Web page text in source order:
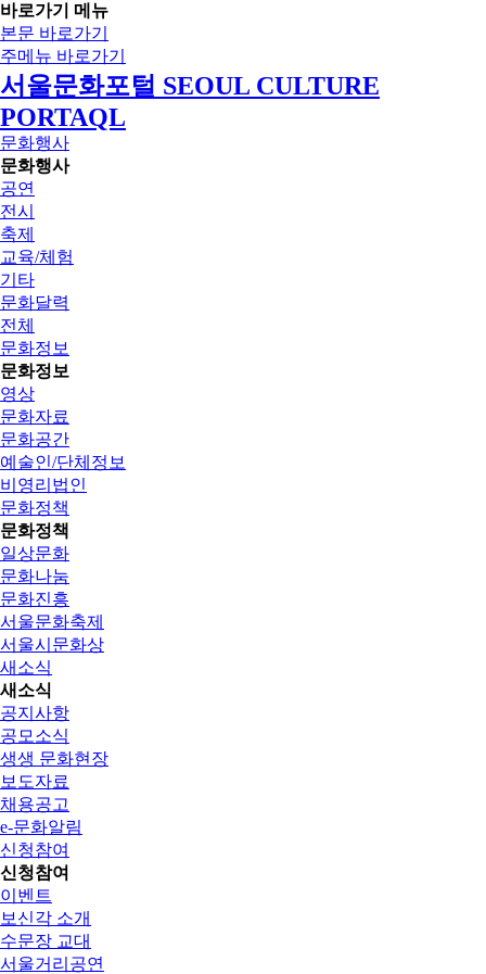
바로가기 메뉴
본문 바로가기
주메뉴 바로가기
서울문화포털 SEOUL CULTURE
PORTAQL
문화행사
문화행사
공연
전시
축제
교육/체험
기타
문화달력
전체
문화정보
문화정보
영상
문화자료
문화공간
예술인/단체정보
비영리법인
문화정책
문화정책
일상문화
문화나눔
문화진흥
서울문화축제
서울시문화상
새소식
새소식
공지사항
공모소식
생생 문화현장
보도자료
채용공고
e-문화알림
신청참여
신청참여
이벤트
보신각 소개
수문장 교대
서울거리공연